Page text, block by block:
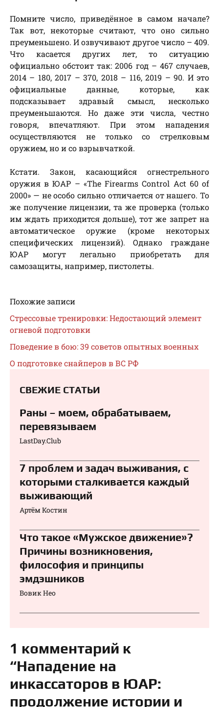
Помните число, приведённое в самом начале?
Так вот, некоторые считают, что оно сильно
преуменьшено. И озвучивают другое число – 409.
Что касается других лет, то ситуацию
официально обстоит так: 2006 год – 467 случаев,
2014 – 180, 2017 – 370, 2018 – 116, 2019 – 90. И это
официальные данные, которые, как
подсказывает здравый смысл, несколько
преуменьшаются. Но даже эти числа, честно
говоря, впечатляют. При этом нападения
осуществляются не только со стрелковым
оружием, но и со взрывчаткой.
Кстати. Закон, касающийся огнестрельного
оружия в ЮАР – «The Firearms Control Act 60 of
2000» — не особо сильно отличается от нашего. То
же получение лицензии, та же проверка (только
им ждать приходится дольше), тот же запрет на
автоматическое оружие (кроме некоторых
специфических лицензий). Однако граждане
ЮАР могут легально приобретать для
самозащиты, например, пистолеты.
Похожие записи
Стрессовые тренировки: Недостающий элемент
огневой подготовки
Поведение в бою: 39 советов опытных военных
О подготовке снайперов в ВС РФ
СВЕЖИЕ СТАТЬИ
Раны – моем, обрабатываем,
перевязываем⁠⁠
LastDay.Club
7 проблем и задач выживания, с
которыми сталкивается каждый
выживающий
Артём Костин
Что такое «Мужское движение»?
Причины возникновения,
философия и принципы
эмдэшников
Вовик Нео
1 комментарий к
“Нападение на
инкассаторов в ЮАР:
продолжение истории и